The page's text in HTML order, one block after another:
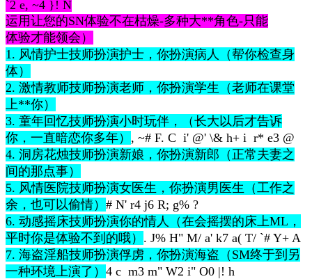
`2 e, ~4 }! N
运用让您的SN体验不在枯燥-多种大**角色-只能
体验才能领会）
1. 风情护士技师扮演护士，你扮演病人（帮你检查身
体）
2. 激情教师技师扮演老师，你扮演学生（老师在课堂
上**你）
3. 童年回忆技师扮演小时玩伴，（长大以后才告诉
你，一直暗恋你多年） , ~# F. C i' @' \& h+ i r* e3 @
4. 洞房花烛技师扮演新娘，你扮演新郎（正常夫妻之
间的那点事）
5. 风情医院技师扮演女医生，你扮演男医生（工作之
余，也可以偷情） # N' r4 j6 R; g% ?
6. 动感摇床技师扮演你的情人（在会摇摆的床上ML，
平时你是体验不到的哦） . J% H" M/ a' k7 a( T/ `# Y+ A
7. 海盗淫船技师扮演俘虏，你扮演海盗（SM终于到另
一种环境上演了） 4 c m3 m" W2 i" O0 |! h